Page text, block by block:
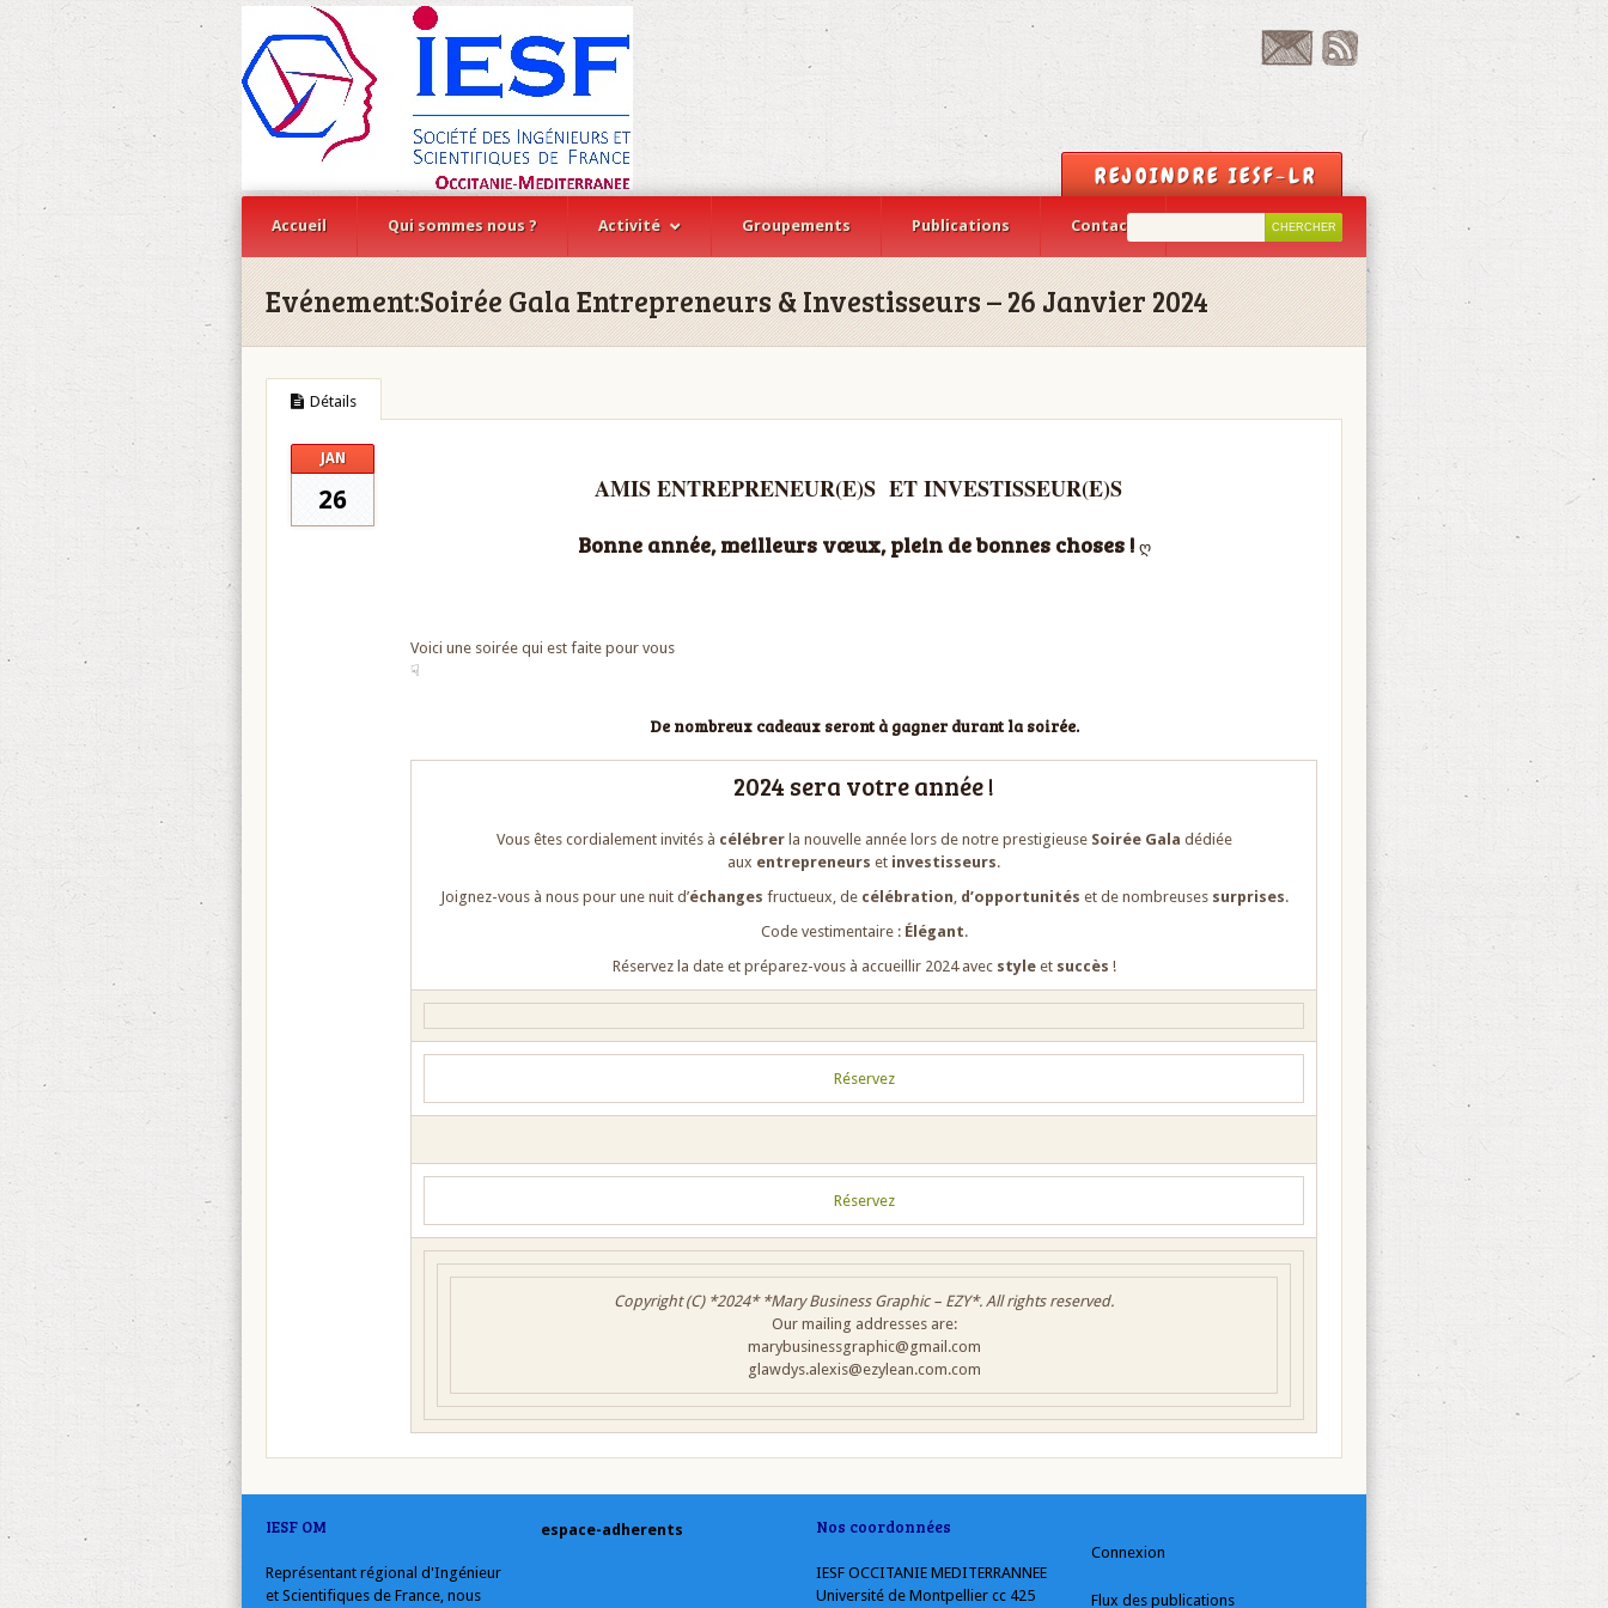
REJOINDRE IESF-LR
Accueil Qui sommes nous ? Activité Groupements Publications Contact
Evénement:Soirée Gala Entrepreneurs & Investisseurs – 26 Janvier 2024
Détails
JAN
26 AMIS ENTREPRENEUR(E)S ET INVESTISSEUR(E)S
Bonne année, meilleurs vœux, plein de bonnes choses ! ღ
Voici une soirée qui est faite pour vous
☟
De nombreux cadeaux seront à gagner durant la soirée.
2024 sera votre année !
Vous êtes cordialement invités à célébrerla nouvelle année lors de notre prestigieuse Soirée Gala dédiée
aux entrepreneurs et investisseurs.
Joignez-vous à nous pour une nuit d’échanges fructueux, de célébration, d’opportunités et de nombreuses surprises.
Code vestimentaire : Élégant.
Réservez la date et préparez-vous à accueillir 2024 avec styleet succès !
Réservez
Réservez
Copyright (C) *2024* *Mary Business Graphic – EZY*. All rights reserved.
Our mailing addresses are:
marybusinessgraphic@gmail.com
glawdys.alexis@ezylean.com.com
IESF OM
Représentant régional d'Ingénieur
et Scientifiques de France, nous
espace-adherents Nos coordonnées
IESF OCCITANIE MEDITERRANNEE
Université de Montpellier cc 425
Connexion
Flux des publications